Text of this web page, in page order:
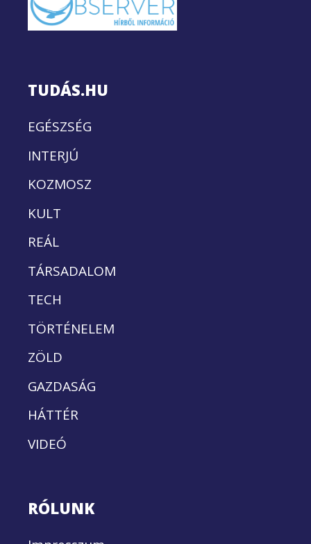
TUDÁS.HU
EGÉSZSÉG
INTERJÚ
KOZMOSZ
KULT
REÁL
TÁRSADALOM
TECH
TÖRTÉNELEM
ZÖLD
GAZDASÁG
HÁTTÉR
VIDEÓ
RÓLUNK